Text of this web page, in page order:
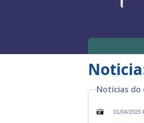
Notícias do
01/04/2025